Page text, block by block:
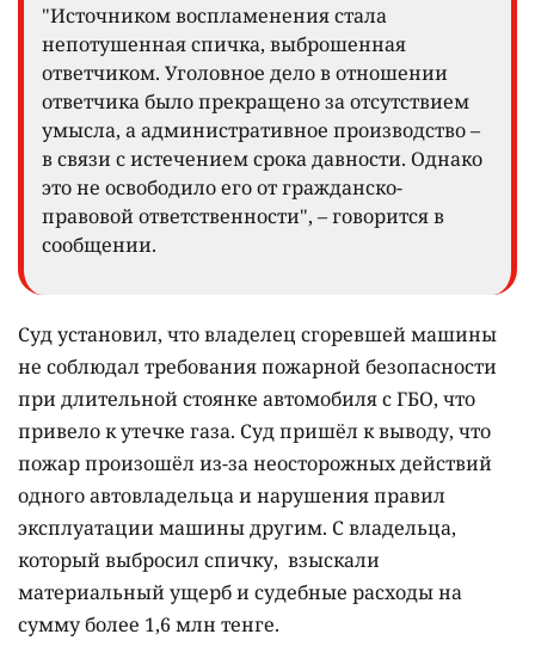
"Источником воспламенения стала
непотушенная спичка, выброшенная
ответчиком. Уголовное дело в отношении
ответчика было прекращено за отсутствием
умысла, а административное производство –
в связи с истечением срока давности. Однако
это не освободило его от гражданско-
правовой ответственности", – говорится в
сообщении.
Суд установил, что владелец сгоревшей машины
не соблюдал требования пожарной безопасности
при длительной стоянке автомобиля с ГБО, что
привело к утечке газа. Суд пришёл к выводу, что
пожар произошёл из-за неосторожных действий
одного автовладельца и нарушения правил
эксплуатации машины другим. С владельца,
который выбросил спичку, взыскали
материальный ущерб и судебные расходы на
сумму более 1,6 млн тенге.